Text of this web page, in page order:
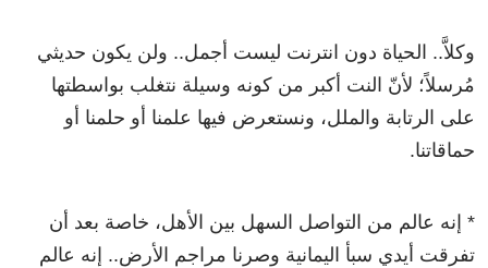
وكلاَّ.. الحياة دون انترنت ليست أجمل.. ولن يكون حديثي
مُرسلاً؛ لأنّ النت أكبر من كونه وسيلة نتغلب بواسطتها
على الرتابة والملل، ونستعرض فيها علمنا أو حلمنا أو
حماقاتنا.
* إنه عالم من التواصل السهل بين الأهل، خاصة بعد أن
تفرقت أيدي سبأ اليمانية وصرنا مراجم الأرض.. إنه عالم